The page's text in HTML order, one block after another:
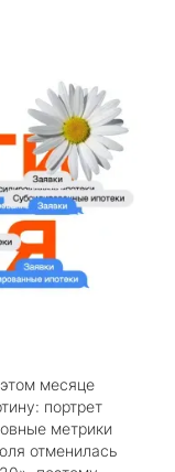
месяце
портрет
метрики
отменилась